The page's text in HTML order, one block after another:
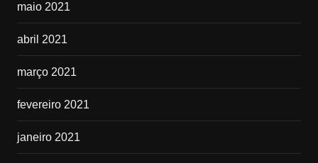
maio 2021
abril 2021
março 2021
fevereiro 2021
janeiro 2021